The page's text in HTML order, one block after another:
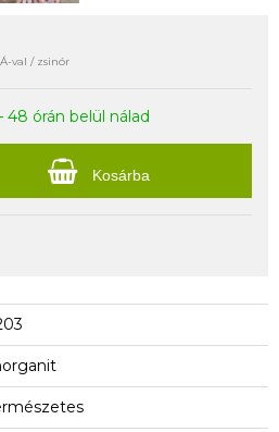
val / zsinór
48 órán belül nálad
Kosárba